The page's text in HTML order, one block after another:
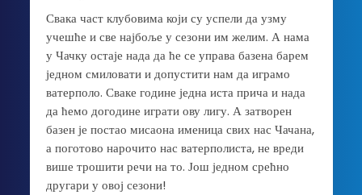
Свака част клубовима који су успели да узму
учешће и све најбоље у сезони им желим. А нама
у Чачку остаје нада да ће се управа базена барем
једном смиловати и допустити нам да играмо
ватерполо. Сваке године једна иста прича и нада
да ћемо догодине играти ову лигу. А затворен
базен је постао мисаона именица свих нас Чачана,
а поготово нарочито нас ватерполиста, не вреди
више трошити речи на то. Још једном срећно
другари у овој сезони!